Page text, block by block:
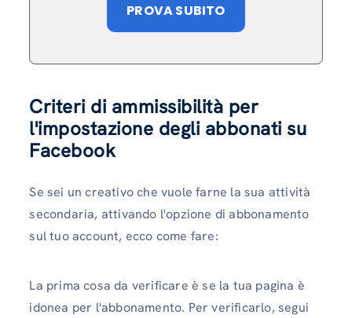
PROVA SUBITO
Criteri di ammissibilità per
l'impostazione degli abbonati su
Facebook
Se sei un creativo che vuole farne la sua attività
secondaria, attivando l'opzione di abbonamento
sul tuo account, ecco come fare:
La prima cosa da verificare è se la tua pagina è
idonea per l'abbonamento. Per verificarlo, segui